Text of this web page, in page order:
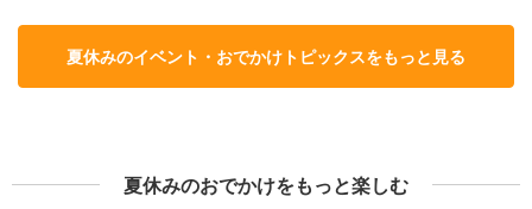
夏休みのイベント・おでかけトピックスをもっと見る
夏休みのおでかけをもっと楽しむ